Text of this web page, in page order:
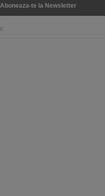
Aboneaza-te la Newsletter